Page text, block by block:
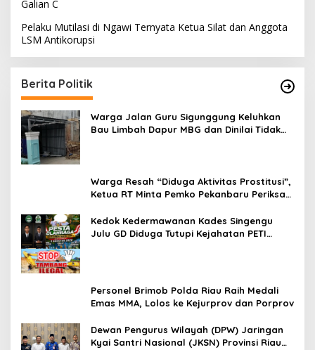
Galian C
Pelaku Mutilasi di Ngawi Ternyata Ketua Silat dan Anggota
LSM Antikorupsi
Berita Politik
Warga Jalan Guru Sigunggung Keluhkan
Bau Limbah Dapur MBG dan Dinilai Tidak
Warga Resah “Diduga Aktivitas Prostitusi”,
Ketua RT Minta Pemko Pekanbaru Periksa
Jalan Tanjung Datuk
Kedok Kedermawanan Kades Singengu
Julu GD Diduga Tutupi Kejahatan PETI
Personel Brimob Polda Riau Raih Medali
Emas MMA, Lolos ke Kejurprov dan Porprov
Dewan Pengurus Wilayah (DPW) Jaringan
Kyai Santri Nasional (JKSN) Provinsi Riau